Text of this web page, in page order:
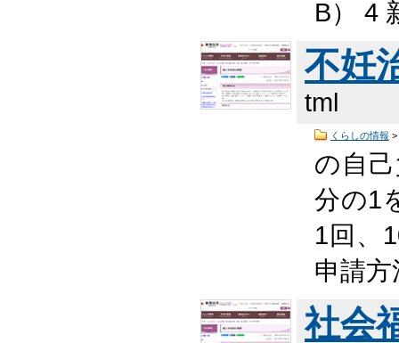
B） 4
不妊
tml
くらしの情報 >
の自
分の1
1回、
申請
社会